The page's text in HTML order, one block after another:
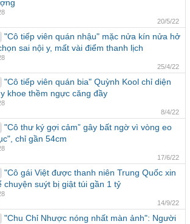
20/5/22
"Cô tiếp viên quán nhậu" mặc nửa kín nửa hở
sai nội y, mất vài điểm thanh lịch
25/4/22
"Cô tiếp viên quán bia" Quỳnh Kool chỉ diện
khoe thềm ngực căng đầy
8/4/22
"Cô thư ký gợi cảm” gây bất ngờ vì vòng eo
chỉ gần 54cm
17/6/22
"Cô gái Việt được thanh niên Trung Quốc xin
chuyện suýt bị giật túi gần 1 tỷ
14/9/22
"Chu Chỉ Nhược nóng nhất màn ảnh": Người